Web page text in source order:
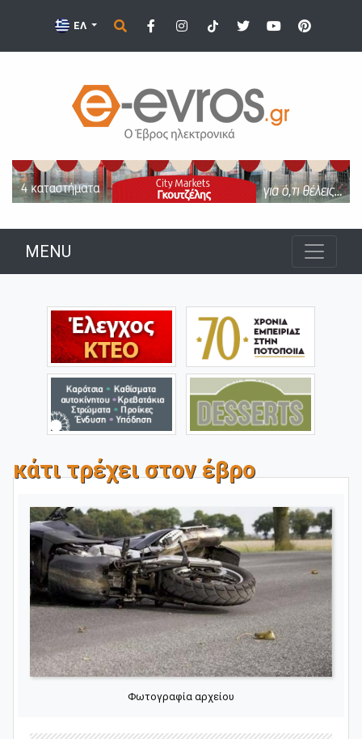
ΕΛ
MENU
κάτι τρέχει στον έβρο
Φωτογραφία αρχείου